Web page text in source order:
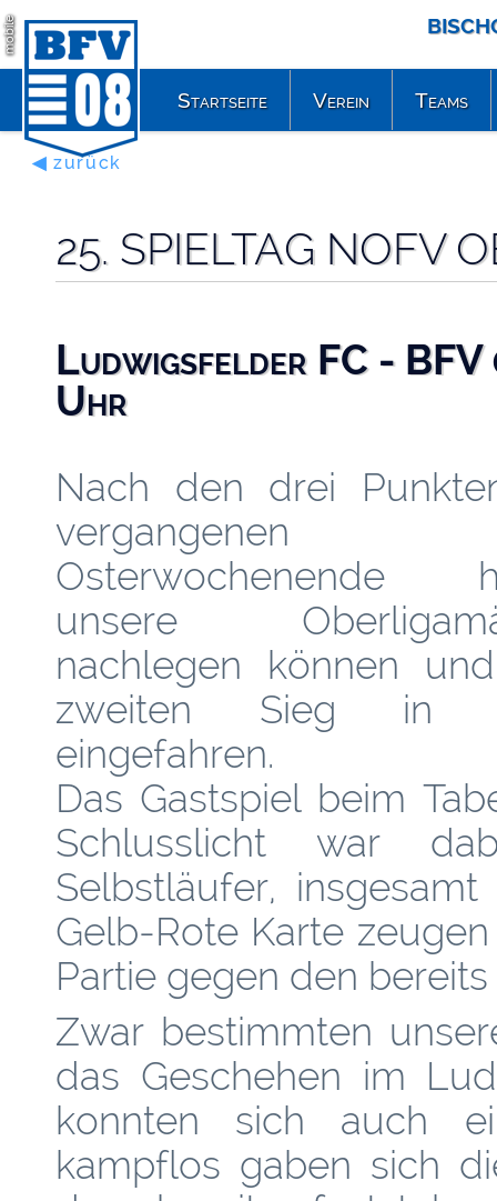
mobile
◀ zurück
25. SPIELTAG NOFV
Ludwigsfelder FC - BFV
Uhr
Nach den drei
vergangenen
Osterwochenende
unsere
nachlegen können
zweiten Sieg in
eingefahren.
Das Gastspiel beim
Schlusslicht war
Selbstläufer,
Gelb-Rote Karte
Partie gegen den
Zwar bestimmten
das Geschehen im
konnten sich auch
kampflos gaben sich
Startseite Verein Teams